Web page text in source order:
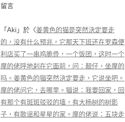
留言
「 Aki 」於〈姜黄色的猫是突然決定要走
的，没有什么预兆，它那天下班还在罗森便
利店买了一串鸡脆骨，一个饭团，这时一个
摩的佬呼地刹在它面前，问：靓仔，坐摩的
吗。姜黄色的猫突然決定要走，它说坐吧。
摩的佬问它，去哪里。猫说：我要回家，回
有那个有斑斑驳驳的墙，有大杨树的树影
子，有歌谣和星星的家。摩的佬说：五块走